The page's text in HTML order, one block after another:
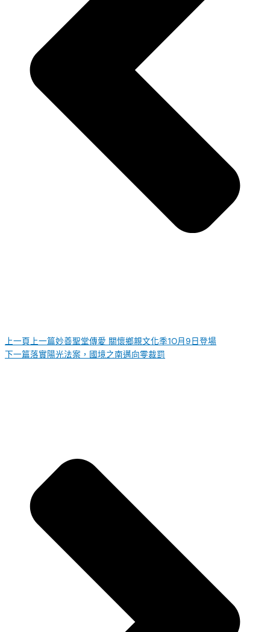
上一頁 上一篇妙善聖堂傳愛 關懷鄉親文化季1O月9日登場
下一篇落實陽光法案，國境之南邁向零裁罰